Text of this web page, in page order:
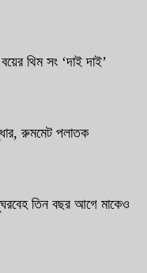
থিম সং ‘দাই দাই’
রুমমেট পলাতক
তিন বছর আগে মাকেও